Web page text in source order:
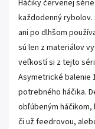
Háčiky červenej
každodenný
ani po dlhšom
sú len z materiálov
veľkostí si z tejto
Asymetrické balenie
potrebného háčika.
obľúbeným háčikom,
či už feedrovou,